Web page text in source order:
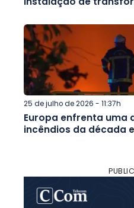
25 de julho de 2026 - 11:37h
Europa enfrenta uma
incêndios da década